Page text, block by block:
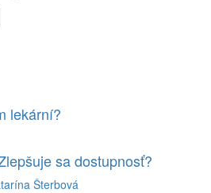
lekární?
sa dostupnosť?
Šterbová